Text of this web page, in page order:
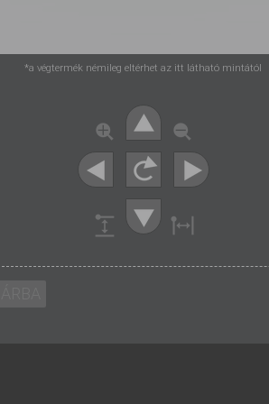
*a végtermék némileg eltérhet az itt látható mintától